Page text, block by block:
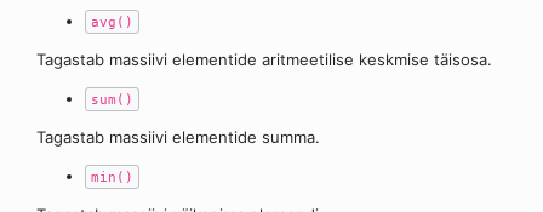
avg()
Tagastab massiivi elementide aritmeetilise keskmise täisosa.
sum()
Tagastab massiivi elementide summa.
min()